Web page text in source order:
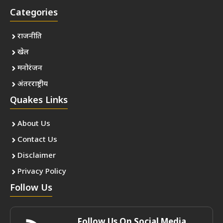
Categories
राजनीति
खेल
मनोरंजन
अंतरराष्ट्रीय
Quakes Links
About Us
Contact Us
Disclaimer
Privacy Policy
Follow Us